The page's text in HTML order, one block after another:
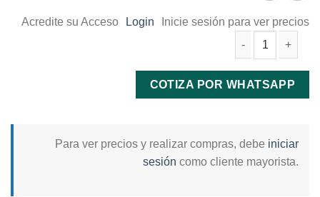
Acredite su Acceso Login Inicie sesión para ver precios
COTIZA POR WHATSAPP
Para ver precios y realizar compras, debe iniciar
sesión como cliente mayorista.